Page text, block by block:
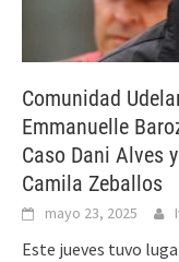
Comunidad
Emmanuelle
Caso Dani Alves
Camila Zeballos
mayo 23, 2025
Este jueves tuvo